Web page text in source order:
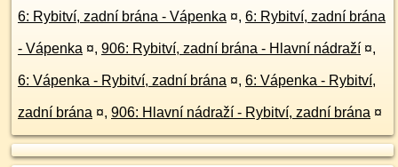
6: Rybitví, zadní brána - Vápenka ¤, 6: Rybitví, zadní brána
- Vápenka ¤, 906: Rybitví, zadní brána - Hlavní nádraží ¤,
6: Vápenka - Rybitví, zadní brána ¤, 6: Vápenka - Rybitví,
zadní brána ¤, 906: Hlavní nádraží - Rybitví, zadní brána ¤